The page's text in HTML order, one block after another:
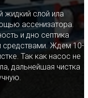
жидкий слой ила
ассенизатора.
и дно септика
средствами. Ждем 10-
Так как насос не
дальнейшая чистка